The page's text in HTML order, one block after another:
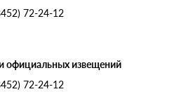
72-24-12
официальных извещений
72-24-12